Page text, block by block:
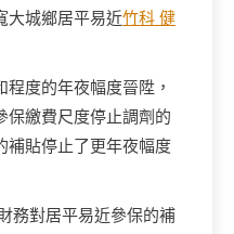
大城鄉居平易近竹科 健
度的年夜幅度晉陞，
保繳費尺度停止調劑的
補貼停止了更年夜幅度
務對居平易近參保的補